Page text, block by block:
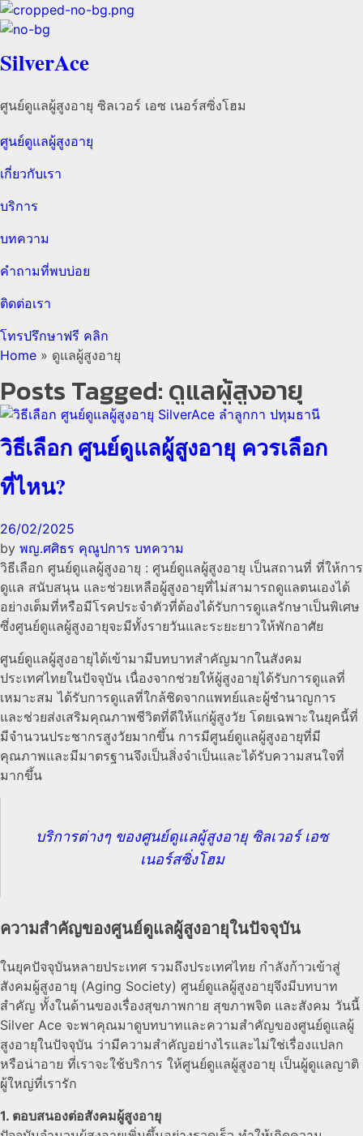
SilverAce
ศูนย์ดูแลผู้สูงอายุ ซิลเวอร์ เอซ เนอร์สซิ่งโฮม
ศูนย์ดูแลผู้สูงอายุ
เกี่ยวกับเรา
บริการ
บทความ
คำถามที่พบบ่อย
ติดต่อเรา
โทรปรึกษาฟรี คลิก
Home » ดูแลผู้สูงอายุ
Posts Tagged: ดูแลผู้สูงอายุ
วิธีเลือก ศูนย์ดูแลผู้สูงอายุ ควรเลือก
ที่ไหน?
26/02/2025
by พญ.ศศิธร คุณูปการ บทความ
วิธีเลือก ศูนย์ดูแลผู้สูงอายุ : ศูนย์ดูแลผู้สูงอายุ เป็นสถานที่ ที่ให้การ
ดูแล สนับสนุน และช่วยเหลือผู้สูงอายุที่ไม่สามารถดูแลตนเองได้
อย่างเต็มที่หรือมีโรคประจำตัวที่ต้องได้รับการดูแลรักษาเป็นพิเศษ
ซึ่งศูนย์ดูแลผู้สูงอายุจะมีทั้งรายวันและระยะยาวให้พักอาศัย
ศูนย์ดูแลผู้สูงอายุได้เข้ามามีบทบาทสำคัญมากในสังคม
ประเทศไทยในปัจจุบัน เนื่องจากช่วยให้ผู้สูงอายุได้รับการดูแลที่
เหมาะสม ได้รับการดูแลที่ใกล้ชิดจากแพทย์และผู้ชำนาญการ
และช่วยส่งเสริมคุณภาพชีวิตที่ดีให้แก่ผู้สูงวัย โดยเฉพาะในยุคนี้ที่
มีจำนวนประชากรสูงวัยมากขึ้น การมีศูนย์ดูแลผู้สูงอายุที่มี
คุณภาพและมีมาตรฐานจึงเป็นสิ่งจำเป็นและได้รับความสนใจที่
มากขึ้น
บริการต่างๆ ของศูนย์ดูแลผู้สูงอายุ ซิลเวอร์ เอซ
เนอร์สซิ่งโฮม
ความสำคัญของศูนย์ดูแลผู้สูงอายุในปัจจุบัน
ในยุคปัจจุบันหลายประเทศ รวมถึงประเทศไทย กำลังก้าวเข้าสู่
สังคมผู้สูงอายุ (Aging Society) ศูนย์ดูแลผู้สูงอายุจึงมีบทบาท
สำคัญ ทั้งในด้านของเรื่องสุขภาพกาย สุขภาพจิต และสังคม วันนี้
Silver Ace จะพาคุณมาดูบทบาทและความสำคัญของศูนย์ดูแลผู้
สูงอายุในปัจจุบัน ว่ามีความสำคัญอย่างไรและไม่ใช่เรื่องแปลก
หรือน่าอาย ที่เราจะใช้บริการ ให้ศูนย์ดูแลผู้สูงอายุ เป็นผู้ดูแลญาติ
ผู้ใหญ่ที่เรารัก
1. ตอบสนองต่อสังคมผู้สูงอายุ